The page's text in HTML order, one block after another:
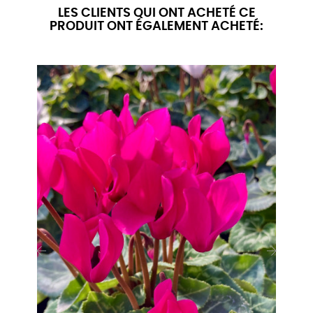
LES CLIENTS QUI ONT ACHETÉ CE
PRODUIT ONT ÉGALEMENT ACHETÉ:
›